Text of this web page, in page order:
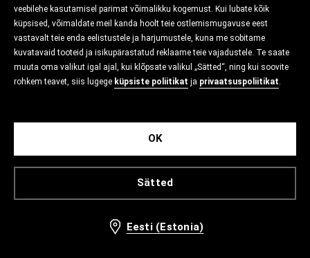
veebilehe kasutamisel parimat võimalikku kogemust. Kui lubate kõik
küpsised, võimaldate meil kanda hoolt teie ostlemismugavuse eest
vastavalt teie enda eelistustele ja harjumustele, kuna me sobitame
kuvatavaid tooteid ja isikupärastatud reklaame teie vajadustele. Te saate
muuta oma valikut igal ajal, kui klõpsate valikul „Sätted“, ning kui soovite
rohkem teavet, siis lugege küpsiste poliitikat ja privaatsuspoliitikat.
Sätted
OK
Eesti (Estonia)